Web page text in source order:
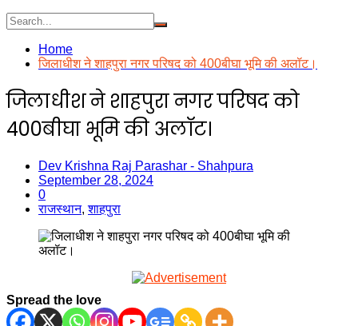
Home
जिलाधीश ने शाहपुरा नगर परिषद को 400बीघा भूमि की अलॉट।
जिलाधीश ने शाहपुरा नगर परिषद को
400बीघा भूमि की अलॉट।
Dev Krishna Raj Parashar - Shahpura
September 28, 2024
0
राजस्थान,शाहपुरा
Spread the love